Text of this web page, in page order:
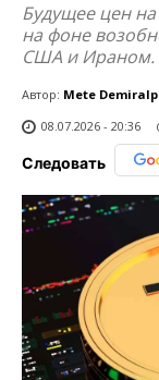
Будущее цен
на фоне
США и Ираном.
Автор: Mete Demiralp
08.07.2026 - 20:36
Следовать